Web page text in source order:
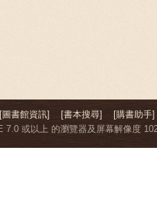
[圖書館資訊] [書本搜尋]
[購書助手]
7.0 或以上 的瀏覽器及屏幕解像度